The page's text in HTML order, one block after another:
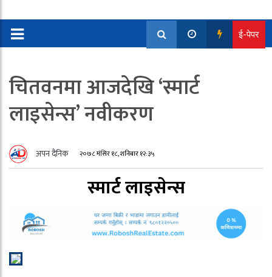
ई-पेपर
चितवनमा आजदेखि ‘स्मार्ट
लाइसेन्स’ नवीकरण
अपन दैनिक २०७८ मंसिर १८, शनिबार १२:३५
स्मार्ट लाइसेन्स